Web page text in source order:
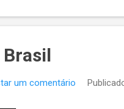
Brasil
um comentário